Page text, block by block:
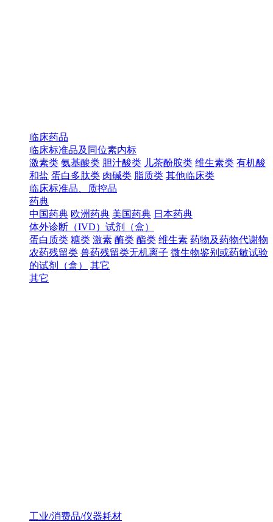
临床药品
临床标准品及同位素内标
激素类 氨基酸类 胆汁酸类 儿茶酚胺类 维生素类 有机酸
和盐 蛋白多肽类 肉碱类 脂质类 其他临床类
临床标准品、质控品
药典
中国药典 欧洲药典 美国药典 日本药典
体外诊断（IVD）试剂（盒）
蛋白质类 糖类 激素 酶类 酯类 维生素 药物及药物代谢物
农药残留类 兽药残留类无机离子 微生物鉴别或药敏试验
的试剂（盒）
其它
其它
工业/消费品/仪器耗材